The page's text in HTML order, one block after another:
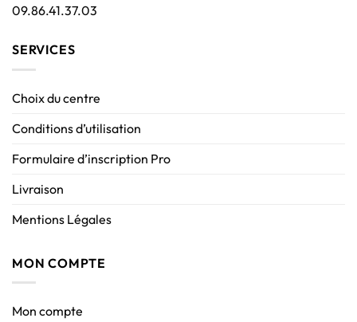
09.86.41.37.03
SERVICES
Choix du centre
Conditions d’utilisation
Formulaire d’inscription Pro
Livraison
Mentions Légales
MON COMPTE
Mon compte